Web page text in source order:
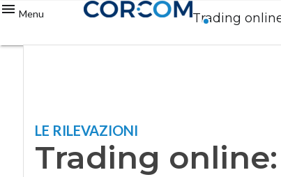
Menu Trading
LE RILEVAZIONI
Trading